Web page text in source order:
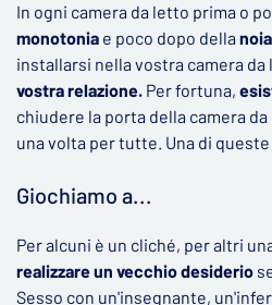
In ogni camera da letto prima o
monotonia e poco dopo della noia
installarsi nella vostra camera
vostra relazione. Per fortuna,
chiudere la porta della camera
una volta per tutte. Una di queste
Giochiamo a...
Per alcuni è un cliché, per altri
realizzare un vecchio desiderio
Sesso con un'insegnante,